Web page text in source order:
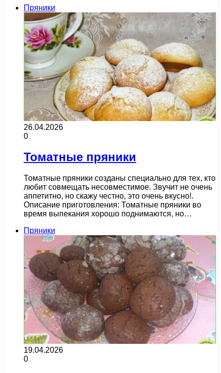
Пряники
26.04.2026
0
Томатные пряники
Томатные пряники созданы специально для тех, кто
любит совмещать несовместимое. Звучит не очень
аппетитно, но скажу честно, это очень вкусно!.
Описание приготовления: Томатные пряники во
время выпекания хорошо поднимаются, но…
Пряники
19.04.2026
0